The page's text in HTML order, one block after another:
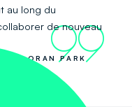
au long du
de nouveau
99
– ORAN PARK